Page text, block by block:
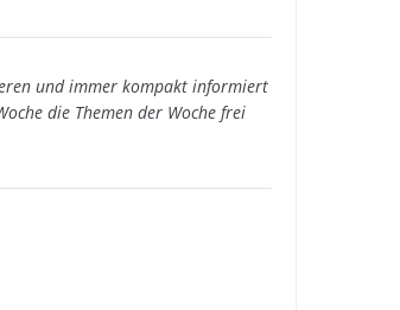
und immer kompakt informiert
die Themen der Woche frei